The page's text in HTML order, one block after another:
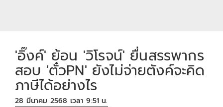
'อิ๊งค์' ย้อน 'วิโรจน์' ยื่นสรรพากร
สอบ 'ตั๋วPN' ยังไม่จ่ายตังค์จะคิด
ภาษีได้อย่างไร
28 มีนาคม 2568 เวลา 9:51 น.